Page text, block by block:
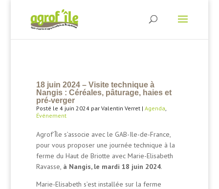
18 juin 2024 – Visite technique à
Nangis : Céréales, pâturage, haies et
pré-verger
Posté le 4 juin 2024 par Valentin Verret |Agenda,
Événement
Agrof’Île s’associe avec le GAB-Ile-de-France,
pour vous proposer une journée technique à la
ferme du Haut de Briotte avec Marie-Elisabeth
Ravasse, à Nangis, le mardi 18 juin 2024.
Marie-Elisabeth s’est installée sur la ferme